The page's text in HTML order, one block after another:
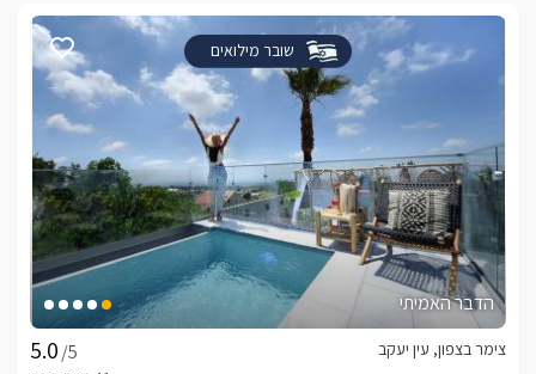
שובר מילואים
הדבר האמיתי
/5
צימר בצפון, עין יעקב